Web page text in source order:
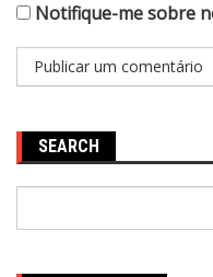
Notifique-me sobre
SEARCH